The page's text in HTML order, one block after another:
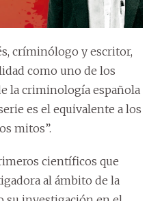
críminólogo y escritor,
como uno de los
la criminología española
es el equivalente a los
mitos”.
científicos que
al ámbito de la